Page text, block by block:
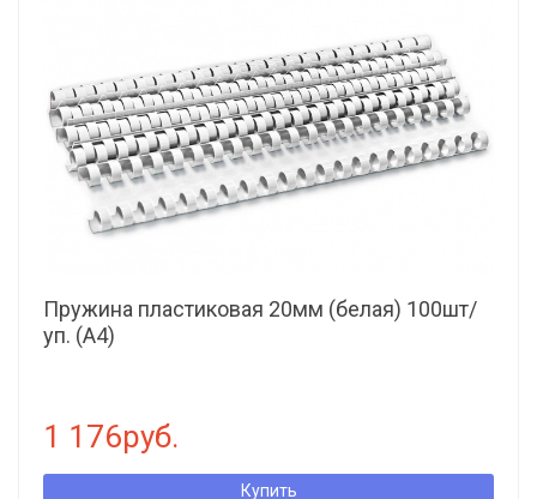
Пружина пластиковая 20мм (белая) 100шт/
уп. (А4)
1 176руб.
Купить